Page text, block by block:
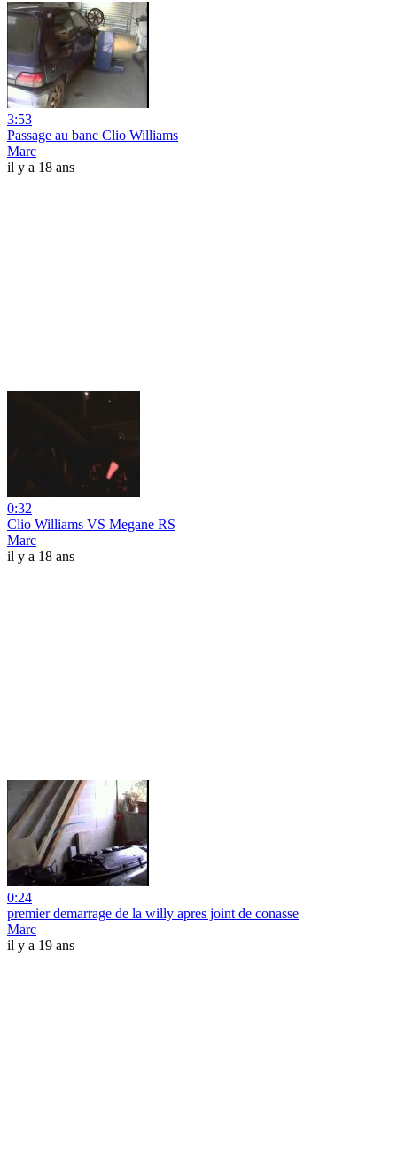
3:53
Passage au banc Clio Williams
Marc
il y a 18 ans
0:32
Clio Williams VS Megane RS
Marc
il y a 18 ans
0:24
premier demarrage de la willy apres joint de conasse
Marc
il y a 19 ans